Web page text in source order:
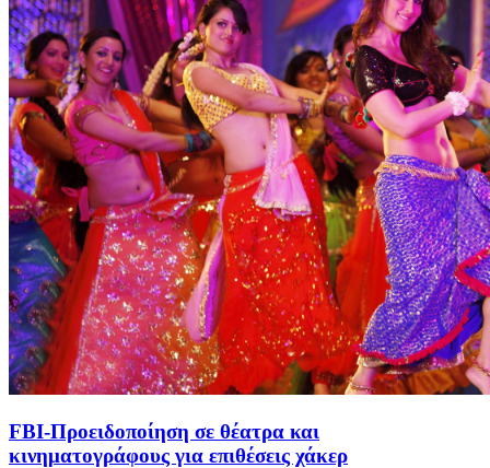
FBI-Προειδοποίηση σε θέατρα και
κινηματογράφους για επιθέσεις χάκερ